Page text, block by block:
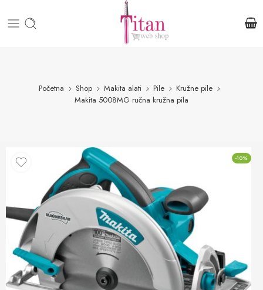
Početna Shop Makita alati Pile
Kružne pile
Makita 5008MG ručna kružna pila
-10%